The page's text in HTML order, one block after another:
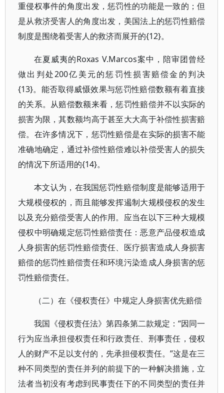
重侵权事件的角度出发，惩罚性的功能是一致的；但
是从救济受害人的角度出发，美国法上的惩罚性赔偿
制度是围绕着受害人的救济而展开的{12}。
在夏威夷的Roxas V.Marcos案中，陪审团曾经
做出判处200亿美元的惩罚性损害赔偿金的判决
{13}。能否取得威慑效果与惩罚性赔偿数额有着直接
的关系。从赔偿数额来看，惩罚性赔偿并不以实际的
损害为限，其数额均高于甚至大大高于补偿性损害赔
偿。在许多情况下，惩罚性赔偿是在实际的损害不能
准确地确定，通过补偿性赔偿难以补偿受害人的损失
的情况下所适用的{14}。
本文认为，在我国惩罚性赔偿制度是能够适用于
大规模侵权的，而且能够发挥遏制大规模侵权的发生
以及充分赔偿受害人的作用。应当在以下三种大规模
侵权中明确规定惩罚性赔偿责任：恶意产品侵权造成
人身损害的惩罚性赔偿责任、医疗损害造成人身损害
赔偿的惩罚性赔偿责任和环境污染造成人身损害的惩
罚性赔偿责任。
（二）在《侵权责任》中规定人身损害优先赔偿
我国《侵权责任法》第四条第二款规定：“因同一
行为应当承担侵权责任和行政责任、刑事责任，侵权
人的财产不足以支付的，先承担侵权责任。”这是在三
种不同类型的责任并列的前提下的一种解决措施，立
法者当初没有考虑到民事责任下的不同类型的责任并